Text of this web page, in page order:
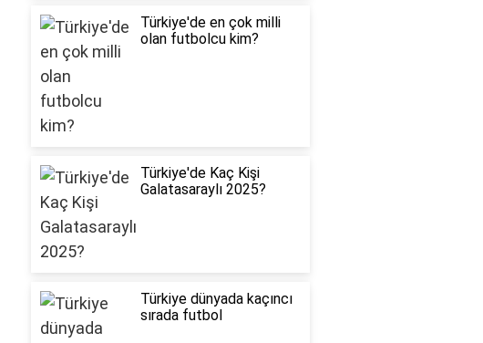
Türkiye'de en çok milli
olan futbolcu kim?
Türkiye'de Kaç Kişi
Galatasaraylı 2025?
Türkiye dünyada kaçıncı
sırada futbol